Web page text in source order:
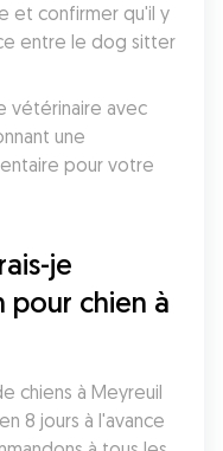
et confirmer qu'il y
entre le dog sitter
vétérinaire avec
une
pour votre
je
pour chien à
chiens à Meyreuil
8 jours à l'avance